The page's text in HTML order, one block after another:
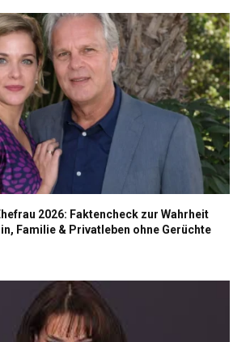
2026: Faktencheck zur Wahrheit
Familie & Privatleben ohne Gerüchte